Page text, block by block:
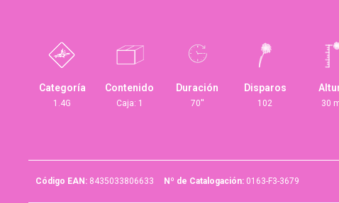
Categoría
1.4G
Contenido
Caja: 1
Duración
70''
Disparos
102 30
Código EAN: 8435033806633 Nº de Catalogación:0163-F3-3679